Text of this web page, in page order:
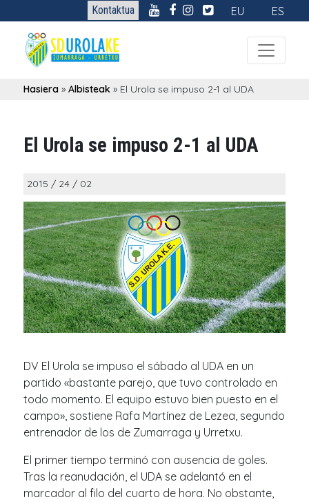
Kontaktua EU ES
Hasiera »Albisteak » El Urola se impuso 2-1 al UDA
El Urola se impuso 2-1 al UDA
2015 / 24 / 02
DV El Urola se impuso el sábado al UDA en un
partido «bastante parejo, que tuvo controlado en
todo momento. El equipo estuvo bien puesto en el
campo», sostiene Rafa Martínez de Lezea, segundo
entrenador de los de Zumarraga y Urretxu.
El primer tiempo terminó con ausencia de goles.
Tras la reanudación, el UDA se adelantó en el
marcador al filo del cuarto de hora. No obstante,